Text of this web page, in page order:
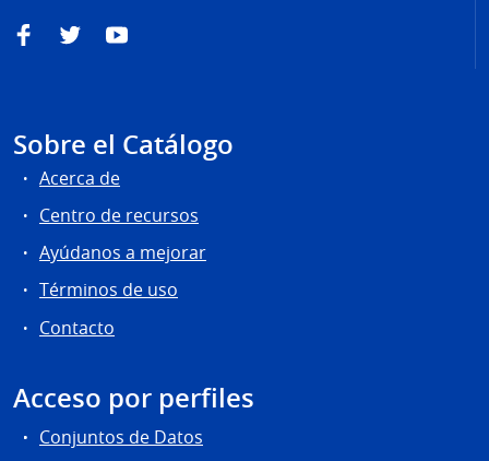
FacebookTwitterYouTube
Sobre el Catálogo
Acerca de
Centro de recursos
Ayúdanos a mejorar
Términos de uso
Contacto
Acceso por perfiles
Conjuntos de Datos